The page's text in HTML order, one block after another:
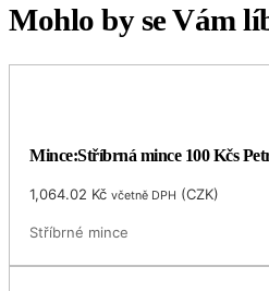
Mohlo by se Vám
Mince:Stříbrná mince 100 Kčs
1,064.02 Kč včetně DPH (CZK)
Stříbrné mince